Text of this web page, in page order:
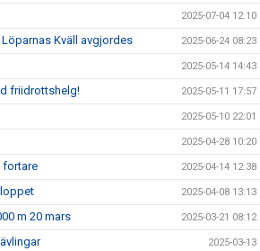
2025-07-04 12:10
Kväll avgjordes 2025-06-24 08:23
2025-05-14 14:43
friidrottshelg! 2025-05-11 17:57
2025-05-10 22:01
2025-04-28 10:20
fortare 2025-04-14 12:38
2025-04-08 13:13
m 20 mars 2025-03-21 08:12
2025-03-13